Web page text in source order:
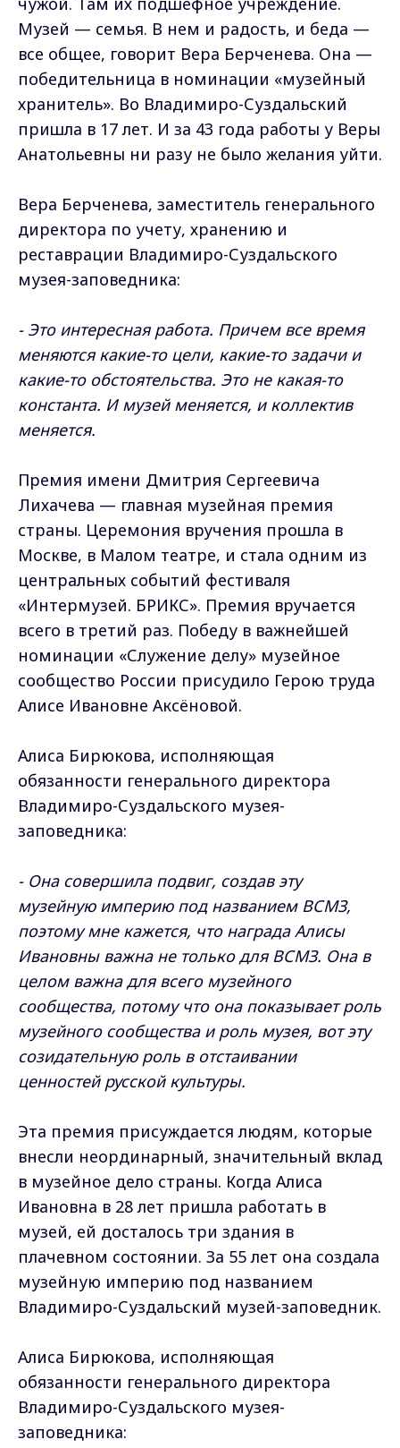
Музей — семья. В нем и радость, и беда —
все общее, говорит Вера Берченева. Она —
победительница в номинации «музейный
хранитель». Во Владимиро-Суздальский
пришла в 17 лет. И за 43 года работы у Веры
Анатольевны ни разу не было желания уйти.
Вера Берченева, заместитель генерального
директора по учету, хранению и
реставрации Владимиро-Суздальского
музея-заповедника:
- Это интересная работа. Причем все время
меняются какие-то цели, какие-то задачи и
какие-то обстоятельства. Это не какая-то
константа. И музей меняется, и коллектив
меняется.
Премия имени Дмитрия Сергеевича
Лихачева — главная музейная премия
страны. Церемония вручения прошла в
Москве, в Малом театре, и стала одним из
центральных событий фестиваля
«Интермузей. БРИКС». Премия вручается
всего в третий раз. Победу в важнейшей
номинации «Служение делу» музейное
сообщество России присудило Герою труда
Алисе Ивановне Аксёновой.
Алиса Бирюкова, исполняющая
обязанности генерального директора
Владимиро-Суздальского музея-
заповедника:
- Она совершила подвиг, создав эту
музейную империю под названием ВСМЗ,
поэтому мне кажется, что награда Алисы
Ивановны важна не только для ВСМЗ. Она в
целом важна для всего музейного
сообщества, потому что она показывает роль
музейного сообщества и роль музея, вот эту
созидательную роль в отстаивании
ценностей русской культуры.
Эта премия присуждается людям, которые
внесли неординарный, значительный вклад
в музейное дело страны. Когда Алиса
Ивановна в 28 лет пришла работать в
музей, ей досталось три здания в
плачевном состоянии. За 55 лет она создала
музейную империю под названием
Владимиро-Суздальский музей-заповедник.
Алиса Бирюкова, исполняющая
обязанности генерального директора
Владимиро-Суздальского музея-
заповедника: